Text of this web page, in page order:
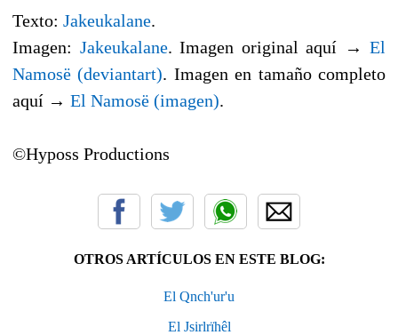
Texto: Jakeukalane.
Imagen: Jakeukalane. Imagen original aquí → El
Namosë (deviantart). Imagen en tamaño completo
aquí → El Namosë (imagen).
©Hyposs Productions
OTROS ARTÍCULOS EN ESTE BLOG:
El Qnch'ur'u
El Jsirlrïhêl